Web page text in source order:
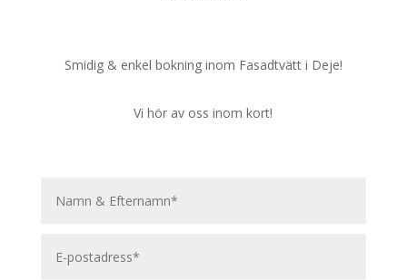
Smidig & enkel bokning inom Fasadtvätt i Deje!
Vi hör av oss inom kort!